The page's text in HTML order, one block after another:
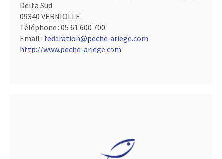
Delta Sud
09340 VERNIOLLE
Téléphone : 05 61 600 700
Email : federation@peche-ariege.com
http://www.peche-ariege.com